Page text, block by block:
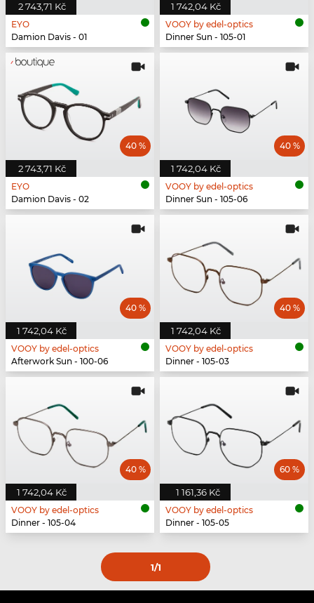
2 743,71 Kč
EYO
Damion Davis - 01
1 742,04 Kč
VOOY by edel-optics
Dinner Sun - 105-01
2 743,71 Kč
40 %
EYO
Damion Davis - 02
1 742,04 Kč
40 %
VOOY by edel-optics
Dinner Sun - 105-06
1 742,04 Kč
40 %
VOOY by edel-optics
Afterwork Sun - 100-06
1 742,04 Kč
40 %
VOOY by edel-optics
Dinner - 105-03
1 742,04 Kč
40 %
VOOY by edel-optics
Dinner - 105-04
1 161,36 Kč
60 %
VOOY by edel-optics
Dinner - 105-05
1/1